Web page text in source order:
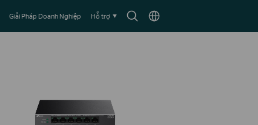
Biểu
Chọn
Giải Pháp Doanh Nghiệp Hỗ trợ